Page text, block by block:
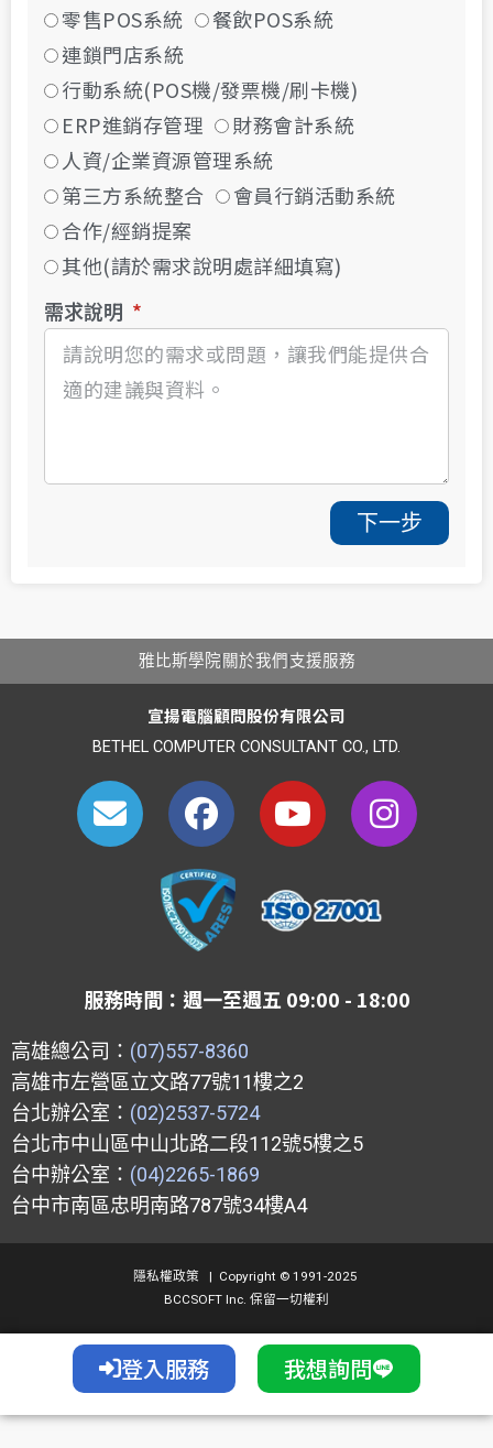
零售POS系統
餐飲POS系統
連鎖門店系統
行動系統(POS機/發票機/刷卡機)
ERP進銷存管理
財務會計系統
人資/企業資源管理系統
第三方系統整合
會員行銷活動系統
合作/經銷提案
其他(請於需求說明處詳細填寫)
需求說明
下一步
雅比斯學院關於我們支援服務
宣揚電腦顧問股份有限公司
BETHEL COMPUTER CONSULTANT CO., LTD.
E
n
v
p
F
a
c
e
b
o
o
Y
o
u
t
u
e
I
n
s
r
服務時間：週一至週五 09:00 - 18:00
高雄總公司： (07)557-8360
高雄市左營區立文路77號11樓之2
台北辦公室： (02)2537-5724
台北市中山區中山北路二段112號5樓之5
台中辦公室： (04)2265-1869
台中市南區忠明南路787號34樓A4
隱私權政策 | Copyright © 1991-2025
BCCSOFT Inc. 保留一切權利
登入服務 我想詢問